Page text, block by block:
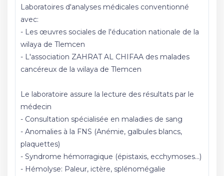
Laboratoires d'analyses médicales conventionné
avec:
- Les œuvres sociales de l'éducation nationale de la
wilaya de Tlemcen
- L'association ZAHRAT AL CHIFAA des malades
cancéreux de la wilaya de Tlemcen
Le laboratoire assure la lecture des résultats par le
médecin
- Consultation spécialisée en maladies de sang
- Anomalies à la FNS (Anémie, galbules blancs,
plaquettes)
- Syndrome hémorragique (épistaxis, ecchymoses...)
- Hémolyse: Paleur, ictère, splénomégalie